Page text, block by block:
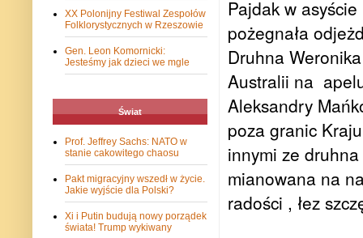
Pajdak w
pożegnała
Druhna
Australii na
Aleksandry
poza granic
innymi ze druhna
mianowana na
radości , łez
XX Polonijny Festiwal Zespołów
Folklorystycznych w Rzeszowie
Gen. Leon Komornicki:
Jesteśmy jak dzieci we mgle
Świat
Prof. Jeffrey Sachs: NATO w
stanie cakowitego chaosu
Pakt migracyjny wszedł w życie.
Jakie wyjście dla Polski?
Xi i Putin budują nowy porządek
świata! Trump wykiwany